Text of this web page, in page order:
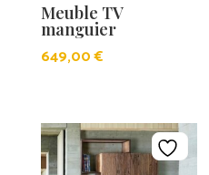
Meuble TV
manguier
649,00€